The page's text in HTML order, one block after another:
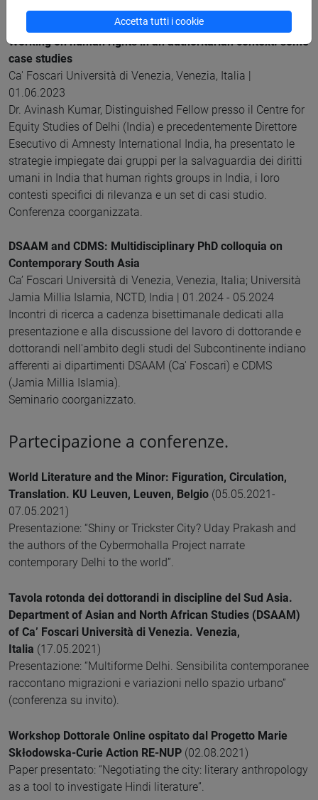
Working on human rights in an authoritarian context: some
case studies
Ca' Foscari Università di Venezia, Venezia, Italia |
01.06.2023
Dr. Avinash Kumar, Distinguished Fellow presso il Centre for
Equity Studies of Delhi (India) e precedentemente Direttore
Esecutivo di Amnesty International India, ha presentato le
strategie impiegate dai gruppi per la salvaguardia dei diritti
umani in India that human rights groups in India, i loro
contesti specifici di rilevanza e un set di casi studio.
Conferenza coorganizzata.
DSAAM and CDMS: Multidisciplinary PhD colloquia on
Contemporary South Asia
Ca’ Foscari Università di Venezia, Venezia, Italia; Università
Jamia Millia Islamia, NCTD, India | 01.2024 - 05.2024
Incontri di ricerca a cadenza bisettimanale dedicati alla
presentazione e alla discussione del lavoro di dottorande e
dottorandi nell'ambito degli studi del Subcontinente indiano
afferenti ai dipartimenti DSAAM (Ca' Foscari) e CDMS
(Jamia Millia Islamia).
Seminario coorganizzato.
Partecipazione a conferenze.
World Literature and the Minor: Figuration, Circulation,
Translation. KU Leuven, Leuven, Belgio (05.05.2021-
07.05.2021)
Presentazione: “Shiny or Trickster City? Uday Prakash and
the authors of the Cybermohalla Project narrate
contemporary Delhi to the world”.
Tavola rotonda dei dottorandi in discipline del Sud Asia.
Department of Asian and North African Studies (DSAAM)
of Ca’ Foscari Università di Venezia. Venezia,
Italia (17.05.2021)
Presentazione: “Multiforme Delhi. Sensibilita contemporanee
raccontano migrazioni e variazioni nello spazio urbano”
(conferenza su invito).
Workshop Dottorale Online ospitato dal Progetto Marie
Skłodowska-Curie Action RE-NUP (02.08.2021)
Paper presentato: “Negotiating the city: literary anthropology
as a tool to investigate Hindi literature”.
Accetta tutti i cookie